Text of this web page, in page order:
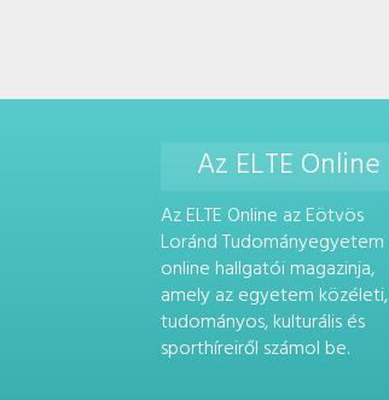
Az ELTE Online
Az ELTE Online az Eötvös
Loránd Tudományegyetem
online hallgatói magazinja,
amely az egyetem közéleti,
tudományos, kulturális és
sporthíreiről számol be.